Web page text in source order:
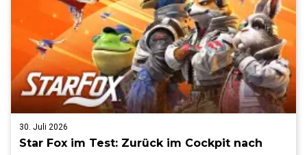
30. Juli 2026
Star Fox im Test: Zurück im Cockpit nach